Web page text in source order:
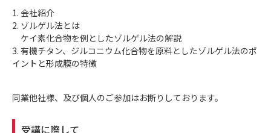
1. 会社紹介
2. ゾルゲル法とは
ケイ素化合物を例としたゾルゲル法の解説
3. 有機チタン、ジルコニウム化合物を原料としたゾルゲル法のポ
イントと形成膜の特徴
同業他社様、及び個人のご参加はお断りしております。
受講に際して